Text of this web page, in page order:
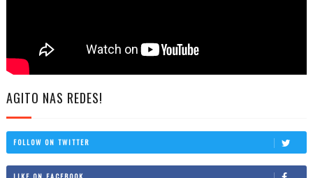
AGITO NAS REDES!
FOLLOW ON TWITTER